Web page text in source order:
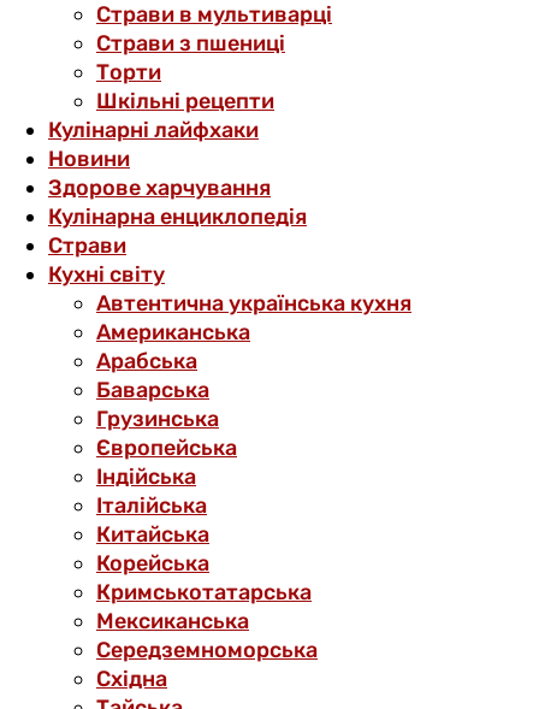
Страви в мультиварці
Страви з пшениці
Торти
Шкільні рецепти
Кулінарні лайфхаки
Новини
Здорове харчування
Кулінарна енциклопедія
Страви
Кухні світу
Автентична українська кухня
Американська
Арабська
Баварська
Грузинська
Європейська
Індійська
Італійська
Китайська
Корейська
Кримськотатарська
Мексиканська
Середземноморська
Східна